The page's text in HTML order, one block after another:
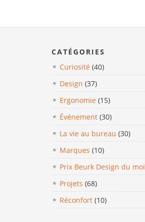
CATÉGORIES
Curiosité (40)
Design (37)
Ergonomie (15)
Événement (30)
La vie au bureau (30)
Marques (10)
Prix Beurk Design du
Projets (68)
Réconfort (10)